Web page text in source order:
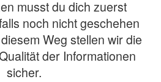
musst du dich zuerst
noch nicht geschehen
Weg stellen wir die
der Informationen
sicher.